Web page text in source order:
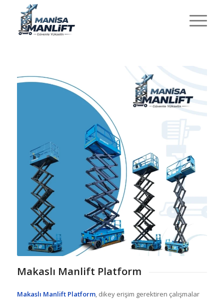
Makaslı Manlift Platform
Makaslı Manlift Platform, dikey erişim gerektiren çalışmalar